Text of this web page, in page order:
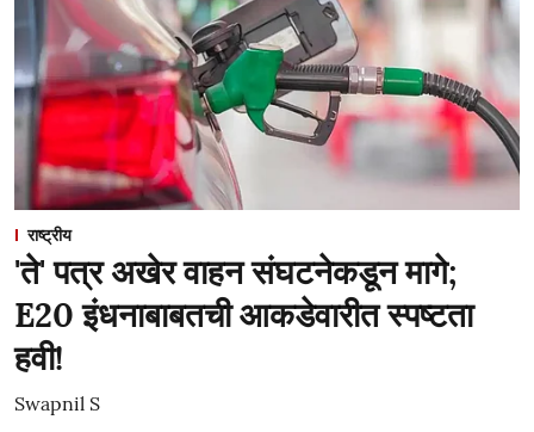
राष्ट्रीय
'ते' पत्र अखेर वाहन संघटनेकडून मागे;
E20 इंधनाबाबतची आकडेवारीत स्पष्टता
हवी!
Swapnil S